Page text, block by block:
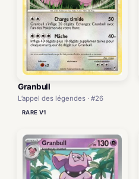
Granbull
L’appel des légendes · #26
RARE V1